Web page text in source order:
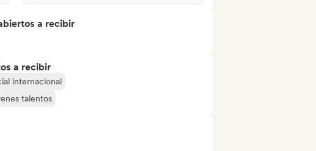
a recibir
a recibir
internacional
talentos